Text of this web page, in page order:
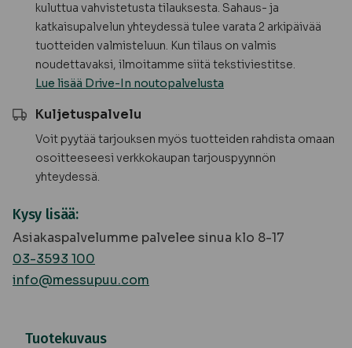
kuluttua vahvistetusta tilauksesta. Sahaus- ja
katkaisupalvelun yhteydessä tulee varata 2 arkipäivää
tuotteiden valmisteluun. Kun tilaus on valmis
noudettavaksi, ilmoitamme siitä tekstiviestitse.
Lue lisää Drive-In noutopalvelusta
Kuljetuspalvelu
Voit pyytää tarjouksen myös tuotteiden rahdista omaan
osoitteeseesi verkkokaupan tarjouspyynnön
yhteydessä.
Kysy lisää:
Asiakaspalvelumme palvelee sinua klo 8-17
03-3593 100
info@messupuu.com
Tuotekuvaus